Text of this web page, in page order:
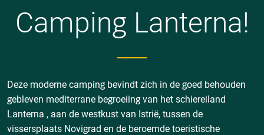
Camping Lanterna!
Deze moderne camping bevindt zich in de goed behouden
gebleven mediterrane begroeiing van het schiereiland
Lanterna , aan de westkust van Istrië, tussen de
vissersplaats Novigrad en de beroemde toeristische